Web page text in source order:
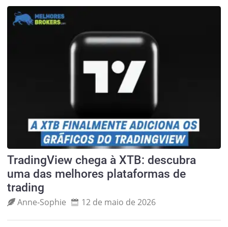
TradingView chega à XTB: descubra
uma das melhores plataformas de
trading
Anne‑Sophie 12 de maio de 2026